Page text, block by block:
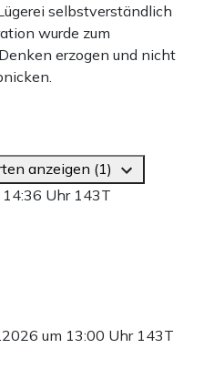
selbstverständlich
wurde zum
erzogen und nicht
anzeigen (1)
Uhr 143T
um 13:00 Uhr 143T